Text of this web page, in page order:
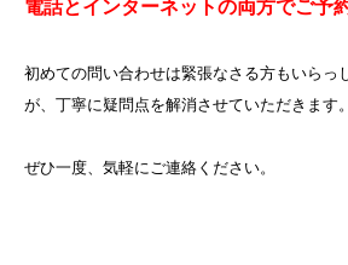
電話とインターネットの両方でご予
初めての問い合わせは緊張なさる方もいらっ
が、丁寧に疑問点を解消させていただきます。
ぜひ一度、気軽にご連絡ください。